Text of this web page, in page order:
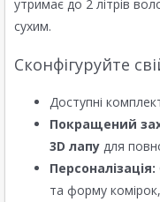
утримає до 2 літрів
сухим.
Сконфігуруйте
Доступні
Покращений
3D лапу для
Персоналізація:
та форму